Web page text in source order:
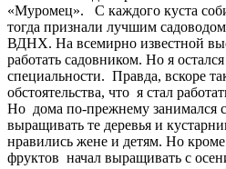
«Муромец». С каждого куста
тогда признали лучшим
ВДНХ. На всемирно известной
работать садовником. Но я
специальности. Правда, вскоре
обстоятельства, что я стал
Но дома по-прежнему занимался
выращивать те деревья и
нравились жене и детям. Но
фруктов начал выращивать с